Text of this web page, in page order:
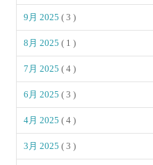
9月 2025( 3 )
8月 2025( 1 )
7月 2025( 4 )
6月 2025( 3 )
4月 2025( 4 )
3月 2025( 3 )